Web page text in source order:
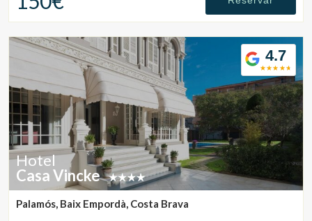
4.7
Hotel
Casa Vincke
Palamós, Baix Empordà, Costa Brava